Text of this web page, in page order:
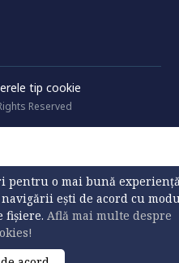
tip cookie
Reserved
pentru o mai bună
ești de acord cu
fișiere. Află mai multe despre